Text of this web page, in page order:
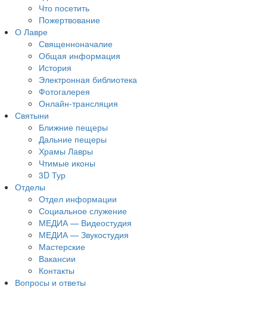
Что посетить
Пожертвование
О Лавре
Священноначалие
Общая информация
История
Электронная библиотека
Фотогалерея
Онлайн-трансляция
Святыни
Ближние пещеры
Дальние пещеры
Храмы Лавры
Чтимые иконы
3D Тур
Отделы
Отдел информации
Социальное служение
МЕДИА — Видеостудия
МЕДИА — Звукостудия
Мастерские
Вакансии
Контакты
Вопросы и ответы